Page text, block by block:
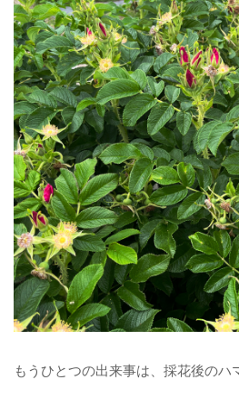
もうひとつの出来事は、採花後のハ